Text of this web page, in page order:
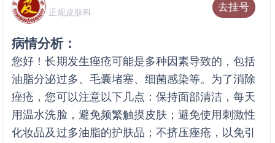
去挂号
正规皮肤科
病情分析：
您好！长期发生痤疮可能是多种因素导致的，包括
油脂分泌过多、毛囊堵塞、细菌感染等。为了消除
痤疮，您可以注意以下几点：保持面部清洁，每天
用温水洗脸，避免频繁触摸皮肤；避免使用刺激性
化妆品及过多油脂的护肤品；不挤压痤疮，以免引